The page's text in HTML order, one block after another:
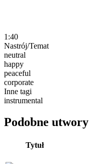
1:40
Nastrój/Temat
neutral
happy
peaceful
corporate
Inne tagi
instrumental
Podobne utwory
Tytuł